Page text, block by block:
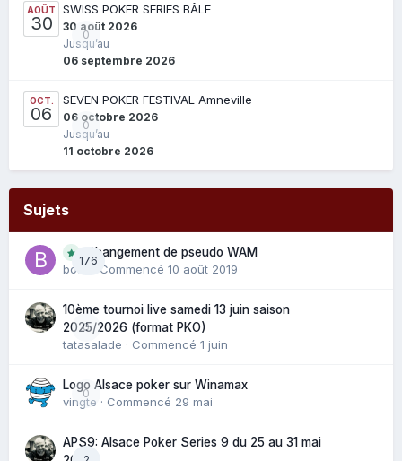
AOÛT
30
0
SWISS POKER SERIES BÂLE
30 août 2026
Jusqu’au
06 septembre 2026
OCT.
06
0
SEVEN POKER FESTIVAL Amneville
06 octobre 2026
Jusqu’au
11 octobre 2026
Sujets
176
Changement de pseudo WAM
bouli · Commencé 10 août 2019
0
10ème tournoi live samedi 13 juin saison
2025/2026 (format PKO)
tatasalade · Commencé 1 juin
0
Logo Alsace poker sur Winamax
vingte · Commencé 29 mai
APS9: Alsace Poker Series 9 du 25 au 31 mai